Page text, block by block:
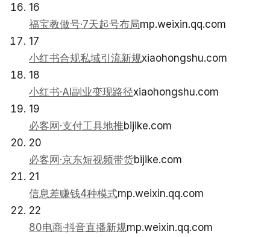
16
福宝教做号·7天起号布局mp.weixin.qq.com
17
小红书合规私域引流新规xiaohongshu.com
18
小红书·AI副业变现路径xiaohongshu.com
19
必客网·支付工具地推bijike.com
20
必客网·京东短视频带货bijike.com
21
信息差赚钱4种模式mp.weixin.qq.com
22
80电商·抖音直播新规mp.weixin.qq.com